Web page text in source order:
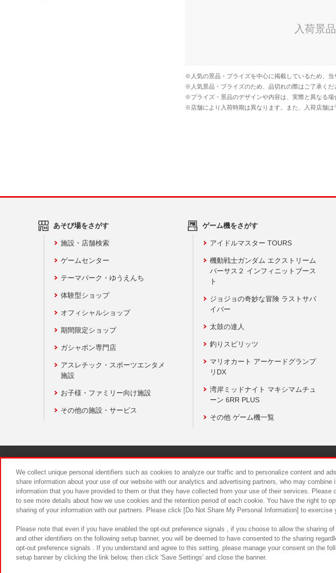
あそび場をさがす
施設・店舗検索
ゲームセンター
テーマパーク・ゆうえんち
体験型ショップ
オフィシャルショップ
期間限定ショップ
ガシャポン専門店
アスレチック・スポーツエンタメ
施設
お子様・ファミリー向け施設
その他の施設・サービス
ゲーム機をさがす
アイドルマスター TOURS
機動戦士ガンダム エクストリーム
バーサス２ インフィニットブース
ト
ジョジョの奇妙な冒険 ラストサバ
イバー
太鼓の達人
釣りスピリッツ
マリオカート アーケードグランプ
リDX
湾岸ミッドナイト マキシマムチュ
ーン 6RR PLUS
その他 ゲーム機一覧
食品のご提供について カスタマーハラスメ
We collect unique personal identifiers such as cookies to analyze our traffic and to personalize content and
share information about your use of our website with our analytics and advertising partners, who may combine
information that you have provided to them or that they have collected from your use of their services. Please
to see more details about how we use cookies and the retention period of each cookie. You have the right to
sharing of your information with our partners. Please click [Do Not Share My Personal Information] to exercise
Please note that even if you have enabled the opt-out preference signals , if you choose to allow the sharing
and other identifiers on the following setup banner, you will be deemed to have consented to the sharing
opt-out preference signals . If you understand and agree to this setting, please manage your consent on the
setup banner by clicking the link below, then click 'Save Settings' and close the banner.